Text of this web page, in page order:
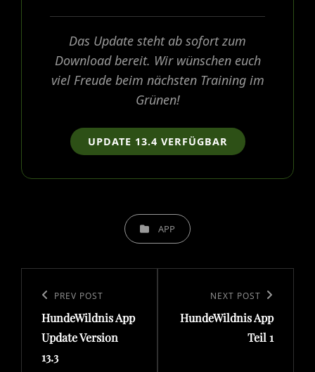
Das Update steht ab sofort zum
Download bereit. Wir wünschen euch
viel Freude beim nächsten Training im
Grünen!
UPDATE 13.4 VERFÜGBAR
CATEGORIES
APP
Previous
Post
PREV POST
HundeWildnis App
Update Version
13.3
Post
NEXT POST
HundeWildnis App
Teil 1